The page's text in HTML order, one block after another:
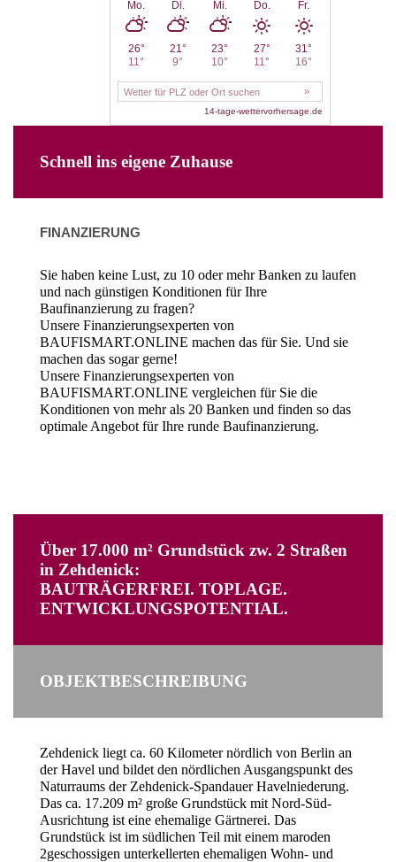
Schnell ins eigene Zuhause
FINANZIERUNG
Sie haben keine Lust, zu 10 oder mehr Banken zu laufen
und nach günstigen Konditionen für Ihre
Baufinanzierung zu fragen?
Unsere Finanzierungsexperten von
BAUFISMART.ONLINE machen das für Sie. Und sie
machen das sogar gerne!
Unsere Finanzierungsexperten von
BAUFISMART.ONLINE vergleichen für Sie die
Konditionen von mehr als 20 Banken und finden so das
optimale Angebot für Ihre runde Baufinanzierung.
Über 17.000 m² Grundstück zw. 2 Straßen
in Zehdenick:
BAUTRÄGERFREI. TOPLAGE.
ENTWICKLUNGSPOTENTIAL.
OBJEKTBESCHREIBUNG
Zehdenick liegt ca. 60 Kilometer nördlich von Berlin an
der Havel und bildet den nördlichen Ausgangspunkt des
Naturraums der Zehdenick-Spandauer Havelniederung.
Das ca. 17.209 m² große Grundstück mit Nord-Süd-
Ausrichtung ist eine ehemalige Gärtnerei. Das
Grundstück ist im südlichen Teil mit einem maroden
2geschossigen unterkellerten ehemaligen Wohn- und